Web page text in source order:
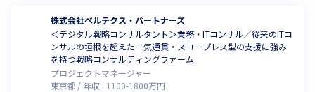
株式会社ベルテクス・パートナーズ
＜デジタル戦略コンサルタント＞業務・ITコンサル／従来のITコ
ンサルの垣根を超えた一気通貫・スコープレス型の支援に強み
を持つ戦略コンサルティングファーム
プロジェクトマネージャー
東京都
年収 : 1100-1800万円